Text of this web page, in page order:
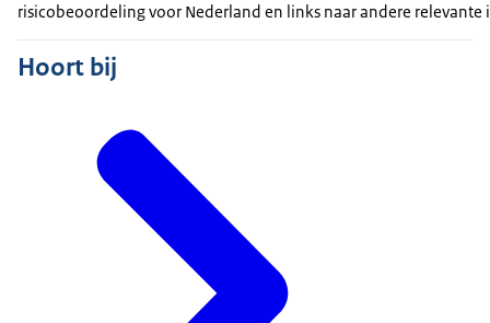
risicobeoordeling voor Nederland en links naar andere
Hoort bij